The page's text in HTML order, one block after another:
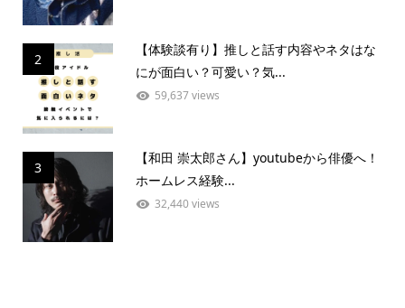
2
【体験談有り】推しと話す内容やネタはな
にが面白い？可愛い？気...
59,637 views
3
【和田 崇太郎さん】youtubeから俳優へ！
ホームレス経験...
32,440 views